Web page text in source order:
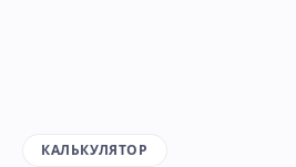
КАЛЬКУЛЯТОР